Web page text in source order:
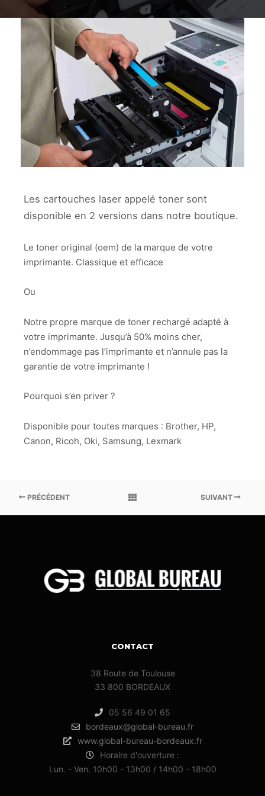
cartouches
laser_miniature
CARTOUCHES
LASER_MINIATURE
Les cartouches laser appelé toner sont
disponible en 2 versions dans notre boutique.
Le toner original (oem) de la marque de votre
imprimante. Classique et efficace
Ou
Notre propre marque de toner rechargé adapté à
votre imprimante. Jusqu’à 50% moins cher,
n’endommage pas l’imprimante et n’annule pas la
garantie de votre imprimante !
Pourquoi s’en priver ?
Disponible pour toutes marques : Brother, HP,
Canon, Ricoh, Oki, Samsung, Lexmark
PRÉCÉDENT SUIVANT
CONTACT
38 Route de Toulouse
33 800 BORDEAUX
05 56 49 01 65
bordeaux@global-bureau.fr
www.global-bureau-bordeaux.fr
Horaire d'ouverture :
Lun. - Ven. 10h00 - 13h00 / 14h00 - 18h00